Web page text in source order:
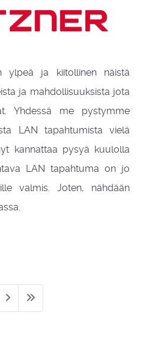
ylpeä ja kiitollinen näistä
ja mahdollisuuksista jota
Yhdessä me pystymme
LAN tapahtumista vielä
kannattaa pysyä kuulolla
LAN tapahtuma on jo
valmis. Joten, nähdään